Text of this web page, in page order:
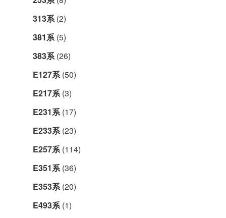
313系(2)
381系(5)
383系(26)
E127系(50)
E217系(3)
E231系(17)
E233系(23)
E257系(114)
E351系(36)
E353系(20)
E493系(1)